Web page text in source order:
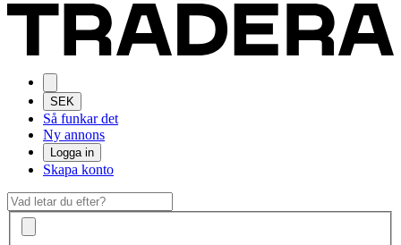
SEK
Så funkar det
Ny annons
Logga in
Skapa konto